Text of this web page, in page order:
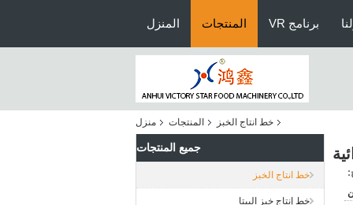
المنزل المنتجات برنامج VR
منزل المنتجات خط انتاج الخبز
جميع المنتجات
خط انتاج الخبز
خط إنتاج خبز البيتا